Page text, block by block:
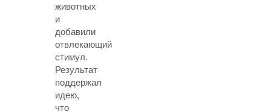
животных
и
добавили
отвлекающий
стимул.
Результат
поддержал
идею,
что